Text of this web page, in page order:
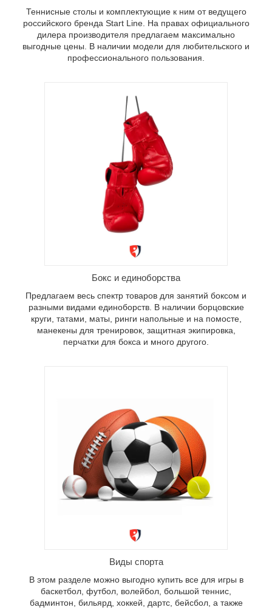
Теннисные столы и комплектующие к ним от ведущего
российского бренда Start Line. На правах официального
дилера производителя предлагаем максимально
выгодные цены. В наличии модели для любительского и
профессионального пользования.
Бокс и единоборства
Предлагаем весь спектр товаров для занятий боксом и
разными видами единоборств. В наличии борцовские
круги, татами, маты, ринги напольные и на помосте,
манекены для тренировок, защитная экипировка,
перчатки для бокса и много другого.
Виды спорта
В этом разделе можно выгодно купить все для игры в
баскетбол, футбол, волейбол, большой теннис,
бадминтон, бильярд, хоккей, дартс, бейсбол, а также